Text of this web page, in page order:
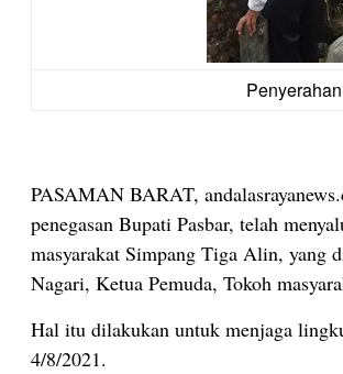
PASAMAN BARAT,
penegasan Bupati Pasbar, telah
masyarakat Simpang Tiga Alin, yang
Nagari, Ketua Pemuda, Tokoh
Hal itu dilakukan untuk menjaga
4/8/2021.